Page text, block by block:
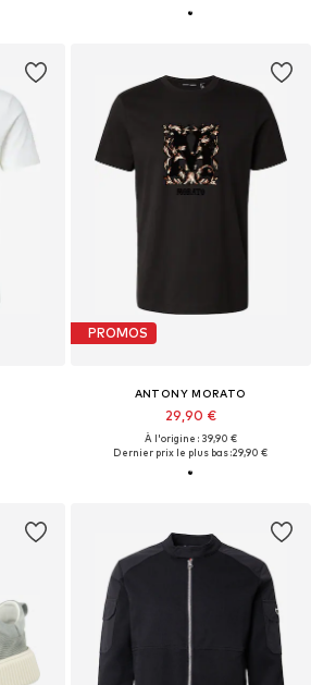
PROMOS
ANTONY MORATO
29,90 €
À l'origine : 39,90 €
Dernier prix le plus bas :29,90 €